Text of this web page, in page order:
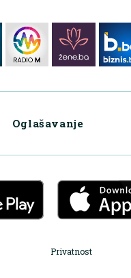
Oglašavanje
Privatnost